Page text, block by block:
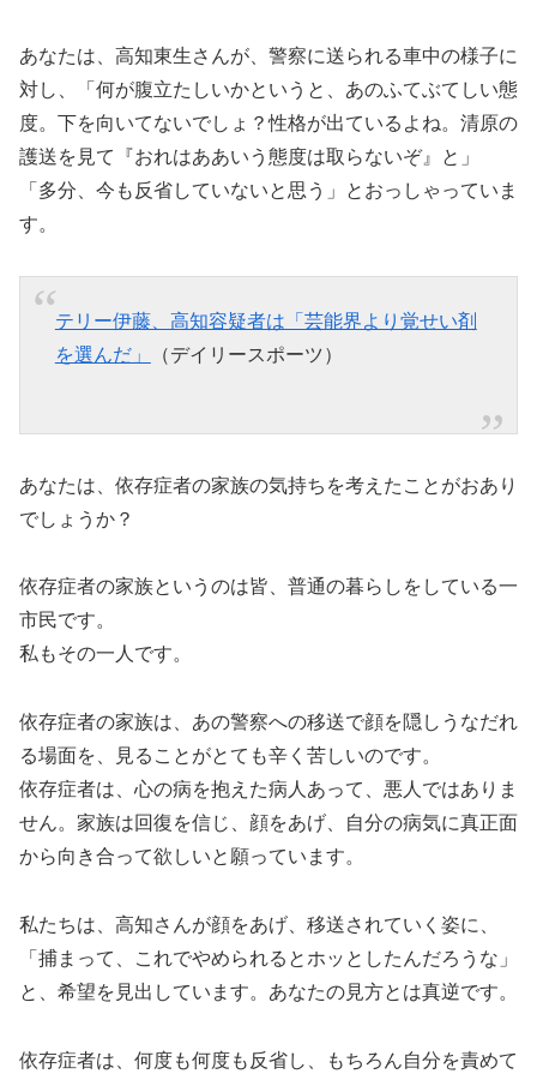
あなたは、高知東生さんが、警察に送られる車中の様子に
対し、「何が腹立たしいかというと、あのふてぶてしい態
度。下を向いてないでしょ？性格が出ているよね。清原の
護送を見て『おれはああいう態度は取らないぞ』と」
「多分、今も反省していないと思う」とおっしゃっていま
す。
テリー伊藤、高知容疑者は「芸能界より覚せい剤
を選んだ」
（デイリースポーツ）
あなたは、依存症者の家族の気持ちを考えたことがおあり
でしょうか？
依存症者の家族というのは皆、普通の暮らしをしている一
市民です。
私もその一人です。
依存症者の家族は、あの警察への移送で顔を隠しうなだれ
る場面を、見ることがとても辛く苦しいのです。
依存症者は、心の病を抱えた病人あって、悪人ではありま
せん。家族は回復を信じ、顔をあげ、自分の病気に真正面
から向き合って欲しいと願っています。
私たちは、高知さんが顔をあげ、移送されていく姿に、
「捕まって、これでやめられるとホッとしたんだろうな」
と、希望を見出しています。あなたの見方とは真逆です。
依存症者は、何度も何度も反省し、もちろん自分を責めて